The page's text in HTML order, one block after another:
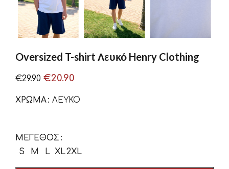
Oversized T-shirt Λευκό Henry Clothing
€29.90 €20.90
ΧΡΏΜΑ ΛΕΥΚΟ
ΜΈΓΕΘΟΣ
S
M L XL2XL